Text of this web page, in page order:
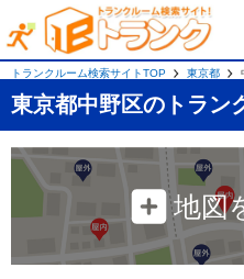
トランクルーム検索サイトTOP 東京都
東京都中野区のトラン
地図